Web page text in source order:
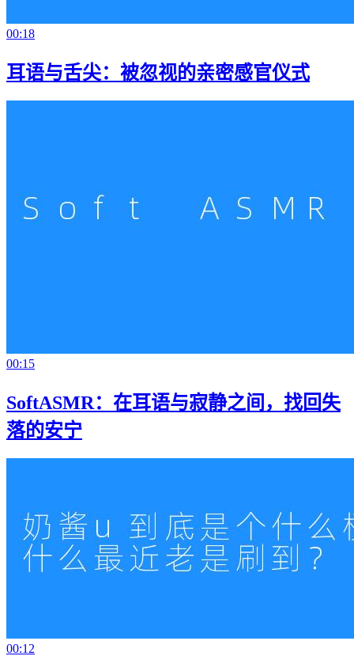
00:18
耳语与舌尖：被忽视的亲密感官仪式
00:15
SoftASMR：在耳语与寂静之间，找回失
落的安宁
00:12